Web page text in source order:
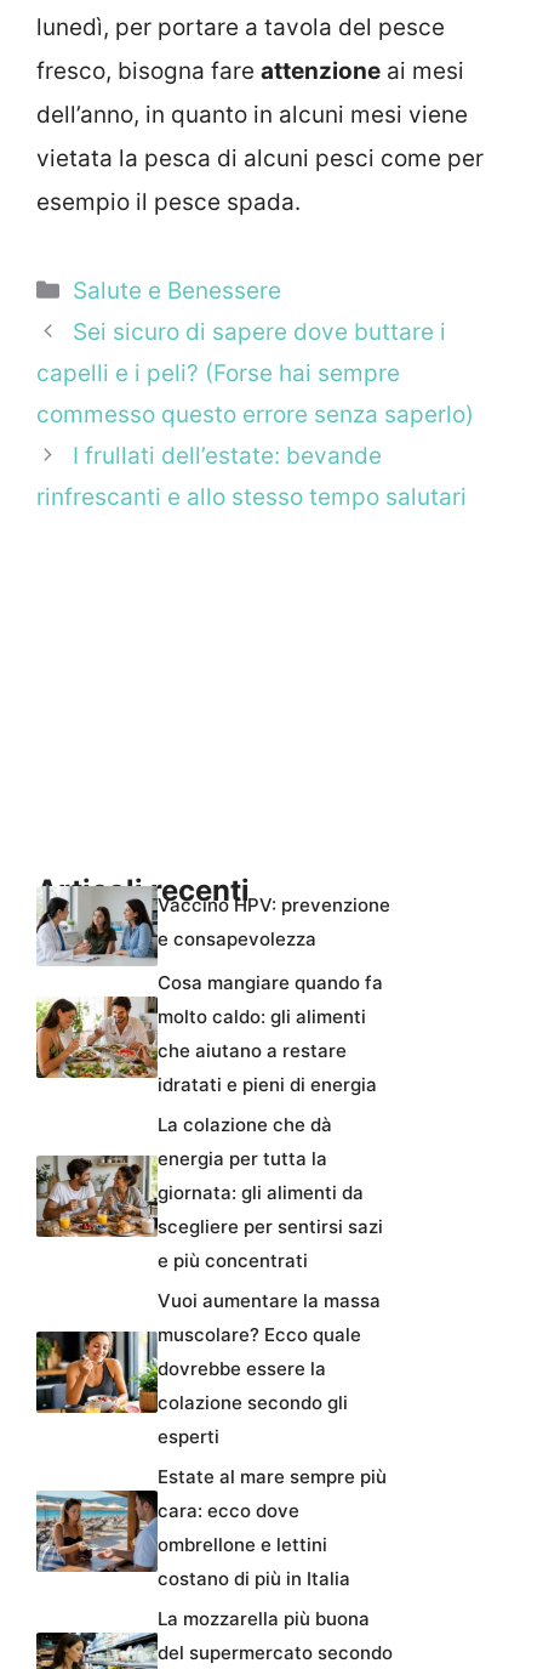
lunedì, per portare a tavola del pesce
fresco, bisogna fare attenzione ai mesi
dell’anno, in quanto in alcuni mesi viene
vietata la pesca di alcuni pesci come per
esempio il pesce spada.
Categorie
Salute e Benessere
Sei sicuro di sapere dove buttare i
capelli e i peli? (Forse hai sempre
commesso questo errore senza saperlo)
I frullati dell’estate: bevande
rinfrescanti e allo stesso tempo salutari
Articoli recentiVaccino HPV: prevenzione
e consapevolezza
Cosa mangiare quando fa
molto caldo: gli alimenti
che aiutano a restare
idratati e pieni di energia
La colazione che dà
energia per tutta la
giornata: gli alimenti da
scegliere per sentirsi sazi
e più concentrati
Vuoi aumentare la massa
muscolare? Ecco quale
dovrebbe essere la
colazione secondo gli
esperti
Estate al mare sempre più
cara: ecco dove
ombrellone e lettini
costano di più in Italia
La mozzarella più buona
del supermercato secondo